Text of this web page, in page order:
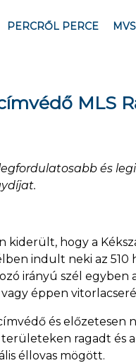
PERCRŐL PERCE
MLS
és
kiderült, hogy a
indult neki az
irányú szél
éppen
és előzetesen
ragadt és
éllovas mögött.